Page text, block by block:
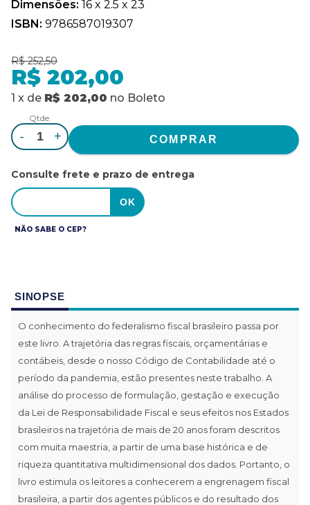
Dimensões: 16 x 2.5 x 23
ISBN: 9786587019307
R$ 252,50
R$ 202,00
1 x de R$ 202,00 no Boleto
Qtde.
- +
Consulte frete e prazo de entrega
NÃO SABE O CEP?
SINOPSE
O conhecimento do federalismo fiscal brasileiro passa por
este livro. A trajetória das regras fiscais, orçamentárias e
contábeis, desde o nosso Código de Contabilidade até o
período da pandemia, estão presentes neste trabalho. A
análise do processo de formulação, gestação e execução
da Lei de Responsabilidade Fiscal e seus efeitos nos Estados
brasileiros na trajetória de mais de 20 anos foram descritos
com muita maestria, a partir de uma base histórica e de
riqueza quantitativa multidimensional dos dados. Portanto, o
livro estimula os leitores a conhecerem a engrenagem fiscal
brasileira, a partir dos agentes públicos e do resultado dos